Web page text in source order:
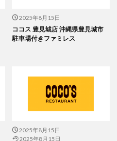
2025年8月15日
ココス 豊見城店 沖縄県豊見城市
駐車場付きファミレス
2025年8月15日
2025年8月15日